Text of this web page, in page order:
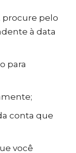
procure pelo
à data
para
conta que
você